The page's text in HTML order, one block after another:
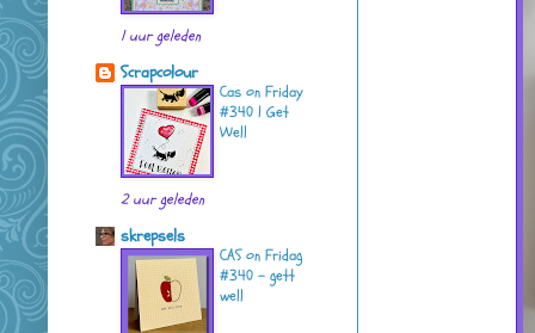
1 uur geleden
Scrapcolour
Cas on Friday
#340 | Get
Well
2 uur geleden
skrepsels
CAS on Fridag
#340 - gett
well